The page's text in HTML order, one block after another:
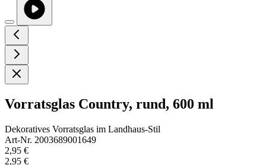
Vorratsglas Country, rund, 600 ml
Dekoratives Vorratsglas im Landhaus-Stil
Art-Nr. 2003689001649
2,95 €
2,95 €